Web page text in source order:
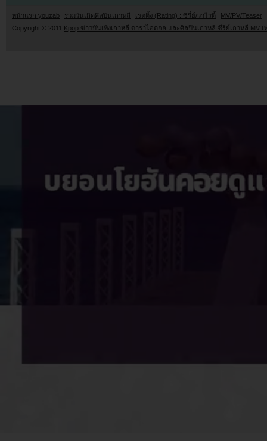
หน้าแรก youzab รวมวันเกิดศิลปินเกาหลี เรตติ้ง (Rating) : ซีรี่ย์/วาไรตี้
MV/PV/Teaser
Copyright © 2011 Kpop ข่าวบันเทิงเกาหลี ดาราไอดอล และศิลปินเกาหลี ซีรี่ย์เกาหลี MV